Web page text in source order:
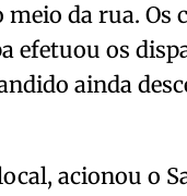
da rua. Os
efetuou os
ainda
acionou o